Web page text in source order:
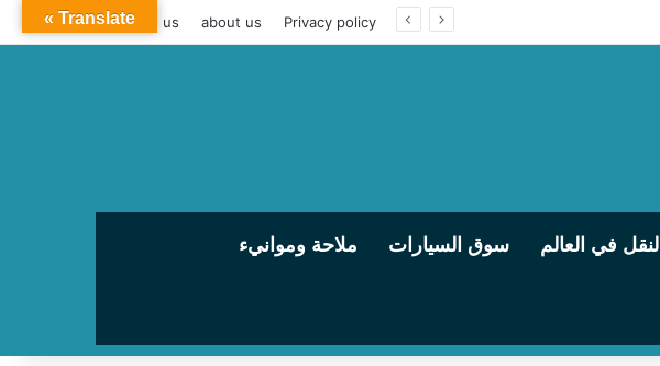
Privacy policy
about us
contact us
النقل في العالم سوق السيارات ملاحة وموانيء
Translate »